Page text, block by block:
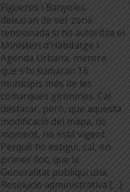
Figueres i Banyoles
deixaran de ser zona
tensionada si ho autoritza el
Ministeri d’Habitatge i
Agenda Urbana, mentre
que s’hi sumaran 16
municipis més de les
comarques gironines. Cal
destacar, però, que aquesta
modificació del mapa, de
moment, no està vigent.
Perquè ho estigui, cal, en
primer lloc, que la
Generalitat publiqui una
Resolució administrativa […]